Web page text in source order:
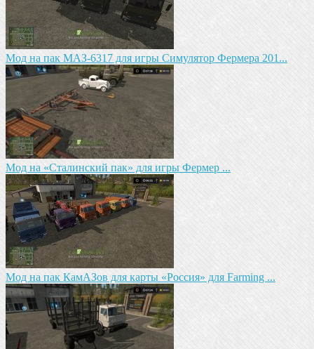
Мод на пак МАЗ-6317 для игры Симулятор Фермера 201...
Мод на «Сталинский пак» для игры Фермер ...
Мод на пак КамАЗов для карты «Россия» для Farming ...